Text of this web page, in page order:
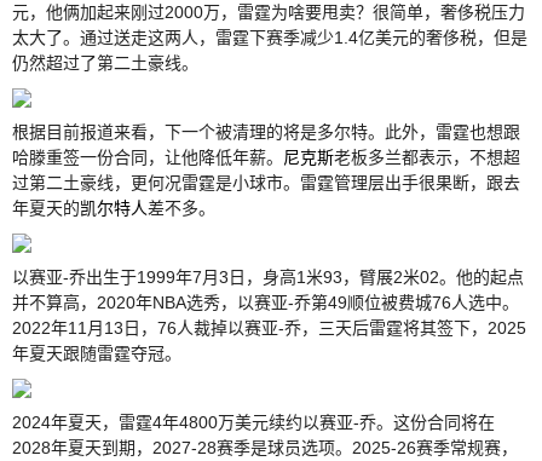
元，他俩加起来刚过2000万，雷霆为啥要甩卖？很简单，奢侈税压力
太大了。通过送走这两人，雷霆下赛季减少1.4亿美元的奢侈税，但是
仍然超过了第二土豪线。
根据目前报道来看，下一个被清理的将是多尔特。此外，雷霆也想跟
哈滕重签一份合同，让他降低年薪。 尼克斯老板多兰都表示，不想超
过第二土豪线，更何况雷霆是小球市。雷霆管理层出手很果断，跟去
年夏天的凯尔特人差不多。
以赛亚-乔出生于1999年7月3日，身高1米93，臂展2米02。他的起点
并不算高，2020年NBA选秀，以赛亚-乔第49顺位被费城76人选中。
2022年11月13日，76人裁掉以赛亚-乔，三天后雷霆将其签下，2025
年夏天跟随雷霆夺冠。
2024年夏天，雷霆4年4800万美元续约以赛亚-乔。这份合同将在
2028年夏天到期，2027-28赛季是球员选项。2025-26赛季常规赛，